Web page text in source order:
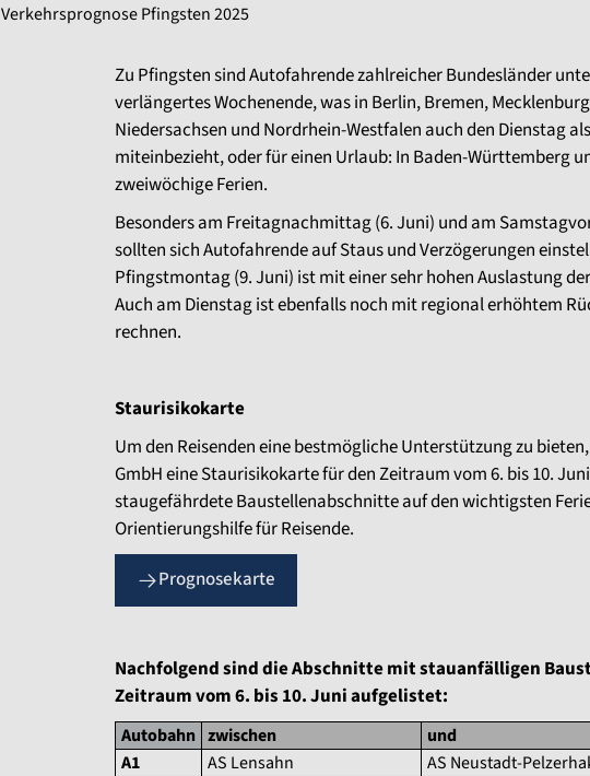
Verkehrsprognose Pfingsten 2025
Zu Pfingsten sind Autofahrende zahlreicher Bundesländer
verlängertes Wochenende, was in Berlin, Bremen,
Niedersachsen und Nordrhein-Westfalen auch den Dienstag
miteinbezieht, oder für einen Urlaub: In Baden-Württemberg
zweiwöchige Ferien.
Besonders am Freitagnachmittag (6. Juni) und am
sollten sich Autofahrende auf Staus und Verzögerungen
Pfingstmontag (9. Juni) ist mit einer sehr hohen Auslastung
Auch am Dienstag ist ebenfalls noch mit regional erhöhtem
rechnen.
Staurisikokarte
Um den Reisenden eine bestmögliche Unterstützung zu
GmbH eine Staurisikokarte für den Zeitraum vom 6. bis 10.
staugefährdete Baustellenabschnitte auf den wichtigsten
Orientierungshilfe für Reisende.
Prognosekarte
Nachfolgend sind die Abschnitte mit stauanfälligen
Zeitraum vom 6. bis 10. Juni aufgelistet:
Autobahn zwischen
und
A1
AS Lensahn
AS Neustadt-